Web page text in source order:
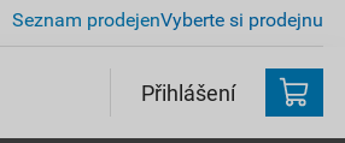
Seznam prodejenVyberte si prodejnu
Přihlášení